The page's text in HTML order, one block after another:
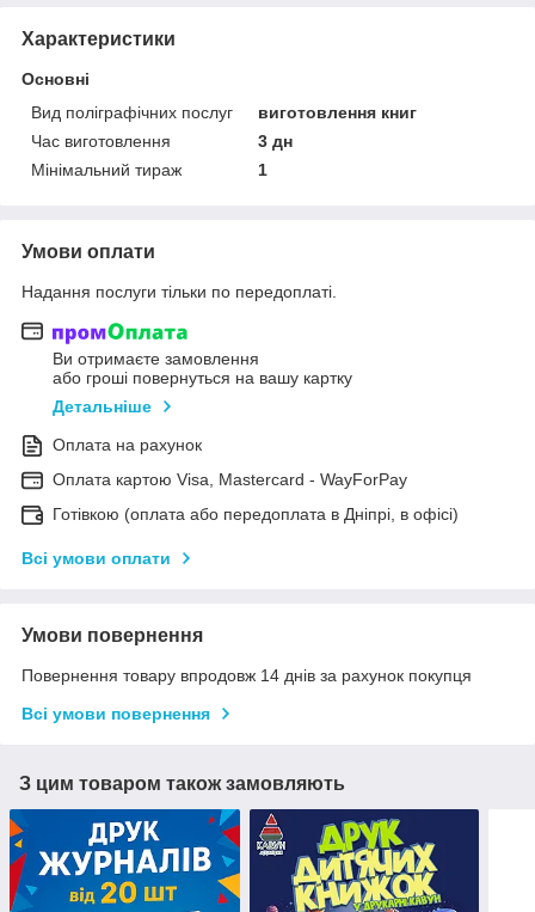
Характеристики
Основні
Вид поліграфічних послуг
виготовлення книг
Час виготовлення
3 дн
Мінімальний тираж
1
Умови оплати
Надання послуги тільки по передоплаті.
Ви отримаєте замовлення
або гроші повернуться на вашу картку
Детальніше
Оплата на рахунок
Оплата картою Visa, Mastercard - WayForPay
Готівкою (оплата або передоплата в Дніпрі, в офісі)
Всі умови оплати
Умови повернення
Повернення товару впродовж 14 днів за рахунок покупця
Всі умови повернення
З цим товаром також замовляють